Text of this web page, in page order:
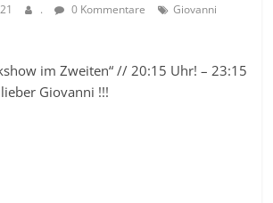
. 0 Kommentare
Giovanni
im Zweiten“ // 20:15 Uhr! – 23:15
Giovanni !!!